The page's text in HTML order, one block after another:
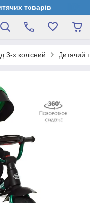
товарів
3-х колісний Дитячий